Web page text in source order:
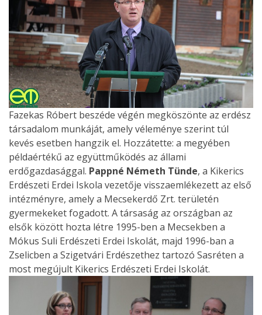
Fazekas Róbert beszéde végén megköszönte az erdész
társadalom munkáját, amely véleménye szerint túl
kevés esetben hangzik el. Hozzátette: a megyében
példaértékű az együttműködés az állami
erdőgazdasággal. Pappné Németh Tünde, a Kikerics
Erdészeti Erdei Iskola vezetője visszaemlékezett az első
intézményre, amely a Mecsekerdő Zrt. területén
gyermekeket fogadott. A társaság az országban az
elsők között hozta létre 1995-ben a Mecsekben a
Mókus Suli Erdészeti Erdei Iskolát, majd 1996-ban a
Zselicben a Szigetvári Erdészethez tartozó Sasréten a
most megújult Kikerics Erdészeti Erdei Iskolát.